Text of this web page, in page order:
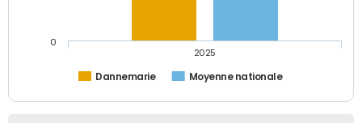
Dannemarie Moyenne nationale
2025
0